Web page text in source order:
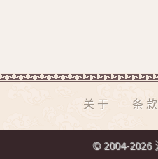
关于 条款
© 2004-2026